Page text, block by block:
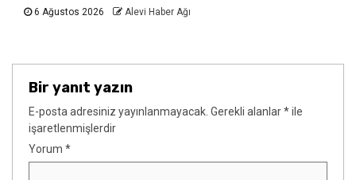
6 Ağustos 2026 Alevi Haber Ağı
Bir yanıt yazın
E-posta adresiniz yayınlanmayacak. Gerekli alanlar*ile
işaretlenmişlerdir
Yorum *